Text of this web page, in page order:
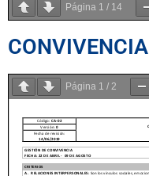
Página 1 / 14
CONVIVENCIA
Página 1 / 2